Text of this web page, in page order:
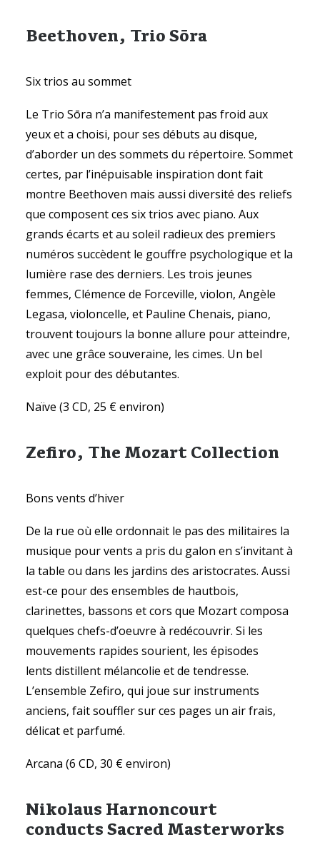
Beethoven, Trio Sōra
Six trios au sommet
Le Trio Sōra n’a manifestement pas froid aux
yeux et a choisi, pour ses débuts au disque,
d’aborder un des sommets du répertoire. Sommet
certes, par l’inépuisable inspiration dont fait
montre Beethoven mais aussi diversité des reliefs
que composent ces six trios avec piano. Aux
grands écarts et au soleil radieux des premiers
numéros succèdent le gouffre psychologique et la
lumière rase des derniers. Les trois jeunes
femmes, Clémence de Forceville, violon, Angèle
Legasa, violoncelle, et Pauline Chenais, piano,
trouvent toujours la bonne allure pour atteindre,
avec une grâce souveraine, les cimes. Un bel
exploit pour des débutantes.
Naïve (3 CD, 25 € environ)
Zefiro, The Mozart Collection
Bons vents d’hiver
De la rue où elle ordonnait le pas des militaires la
musique pour vents a pris du galon en s’invitant à
la table ou dans les jardins des aristocrates. Aussi
est-ce pour des ensembles de hautbois,
clarinettes, bassons et cors que Mozart composa
quelques chefs-d’oeuvre à redécouvrir. Si les
mouvements rapides sourient, les épisodes
lents distillent mélancolie et de tendresse.
L’ensemble Zefiro, qui joue sur instruments
anciens, fait souffler sur ces pages un air frais,
délicat et parfumé.
Arcana (6 CD, 30 € environ)
Nikolaus Harnoncourt
conducts Sacred Masterworks